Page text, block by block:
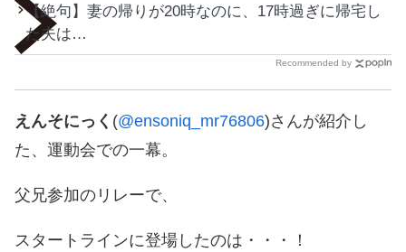
【絶句】妻の帰りが20時なのに、17時過ぎに帰宅し
た夫は…
Recommended by
えんそにっく @ensoniq_mr76806)さんが紹介し
た、運動会での一幕。
父兄参加のリレーで、
スタートラインに登場したのは・・・！